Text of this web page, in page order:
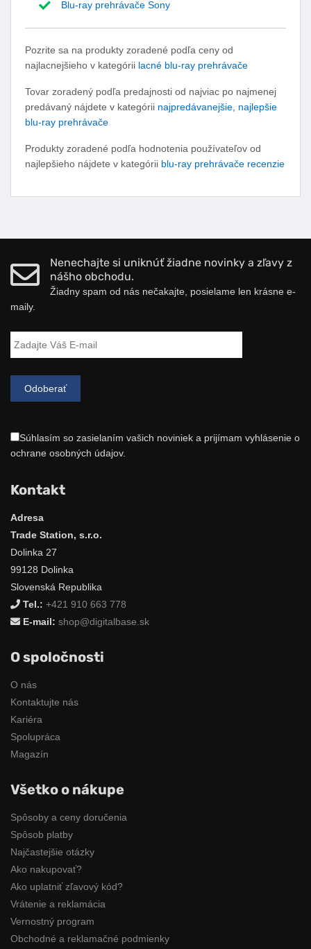
Blu-ray prehrávače Sony
Pozrite sa na produkty zoradené podľa ceny od
najlacnejšieho v kategórii lacné blu-ray prehrávače
Tovar zoradený podľa predajnosti od najviac po najmenej
predávaný nájdete v kategórii najpredávanejšie, najlepšie
blu-ray prehrávače
Produkty zoradené podľa hodnotenia používateľov od
najlepšieho nájdete v kategórii blu-ray prehrávače recenzie
Nenechajte si uniknúť žiadne novinky a zľavy z
nášho obchodu.
Žiadny spam od nás nečakajte, posielame len krásne e-
maily.
Súhlasím so zasielaním vašich noviniek a prijímam vyhlásenie o
ochrane osobných údajov.
Kontakt
Adresa
Trade Station, s.r.o.
Dolinka 27
99128 Dolinka
Slovenská Republika
Tel.: +421 910 663 778
E-mail: shop@digitalbase.sk
O spoločnosti
O nás
Kontaktujte nás
Kariéra
Spolupráca
Magazín
Všetko o nákupe
Spôsoby a ceny doručenia
Spôsob platby
Najčastejšie otázky
Ako nakupovať?
Ako uplatniť zľavový kód?
Vrátenie a reklamácia
Vernostný program
Obchodné a reklamačné podmienky